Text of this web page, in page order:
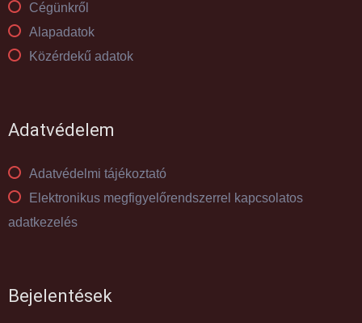
Cégünkről
Alapadatok
Közérdekű adatok
Adatvédelem
Adatvédelmi tájékoztató
Elektronikus megfigyelőrendszerrel kapcsolatos
adatkezelés
Bejelentések